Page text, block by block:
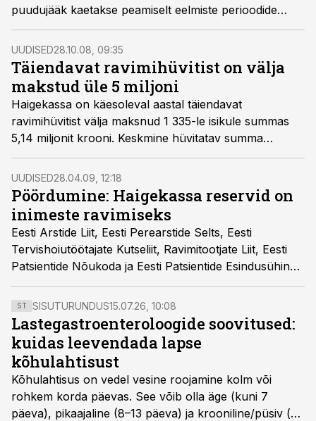
puudujääk kaetakse peamiselt eelmiste perioodide
jaotamata tulemi arvelt.
UUDISED28.10.08, 09:35
Täiendavat ravimihüvitist on välja
makstud üle 5 miljoni
Haigekassa on käesoleval aastal täiendavat
ravimihüvitist välja maksnud 1 335-le isikule summas
5,14 miljonit krooni. Keskmine hüvitatav summa
inimese kohta on arvestuslikult 3850 krooni.
UUDISED28.04.09, 12:18
Pöördumine: Haigekassa reservid on
inimeste ravimiseks
Eesti Arstide Liit, Eesti Perearstide Selts, Eesti
Tervishoiutöötajate Kutseliit, Ravimitootjate Liit, Eesti
Patsientide Nõukoda ja Eesti Patsientide Esindusühing
pöördusid täna ühiselt Vabariigi Valitsuse poole
ettepanekuga kasutada arstiabi kättesaadavuse
tagamiseks haigekassa reserve.
ST SISUTURUNDUS15.07.26, 10:08
Lastegastroenteroloogide soovitused:
kuidas leevendada lapse
kõhulahtisust
Kõhulahtisus on vedel vesine roojamine kolm või
rohkem korda päevas. See võib olla äge (kuni 7
päeva), pikaajaline (8–13 päeva) ja krooniline/püsiv (>